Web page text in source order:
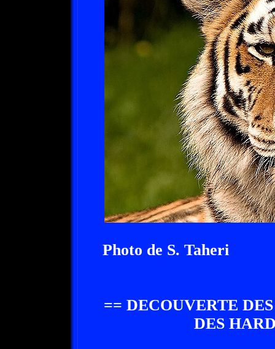
Photo de S. Taheri
== DECOUVERTE
DES